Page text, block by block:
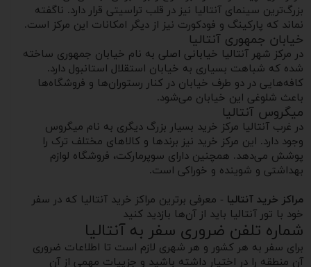
بزرگ‌ترین سینمای آنتالیا نیز در قلب تراسیتی قرار دارد. ناگفته
نماند که پارکینگ و فودکورت نیز از دیگر امکانات این مرکز است.
خیابان جمهوری آنتالیا
در مرکز شهر آنتالیا خیابانی اصلی به نام خیابان جمهوری ساخته
شده که شباهت بسیاری به خیابان استقلال استانبول دارد.
کافه‌هایی در دو طرف خیابان در کنار رستوران‌ها و فروشگاه‌ها
باعث شلوغی این خیابان می‌شود.
میگروس آنتالیا
در غرب آنتالیا مرکز خرید بسیار بزرگ دیگری به نام میگروس
وجود دارد. این مرکز خرید نیز برندها و کالاهای مختلف ترک را
پوشش می‌دهد. همچنین دارای سوپرمارکت، فروشگاه لوازم
بهداشتی و شوینده و خوراکی است.
مراکز خرید آنتالیا - معرفی برترین مراکز خرید آنتالیا که در سفر
خود با تور آنتالیا باید از آن‌ها بازدید کنید
شماره تلفن ضروری سفر به آنتالیا
برای سفر به هر کشور و هر شهری لازم است تا اطلاعات ضروری
آن منطقه را در اختیار داشته باشید و جزییات مهمی از آن